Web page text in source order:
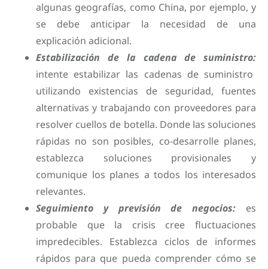
algunas geografías, como China, por ejemplo, y
se debe anticipar la necesidad de una
explicación adicional.
Estabilización de la cadena de suministro:
intente estabilizar las cadenas de suministro
utilizando existencias de seguridad, fuentes
alternativas y trabajando con proveedores para
resolver cuellos de botella. Donde las soluciones
rápidas no son posibles, co-desarrolle planes,
establezca soluciones provisionales y
comunique los planes a todos los interesados
relevantes.
Seguimiento y previsión de negocios: es
probable que la crisis cree fluctuaciones
impredecibles. Establezca ciclos de informes
rápidos para que pueda comprender cómo se